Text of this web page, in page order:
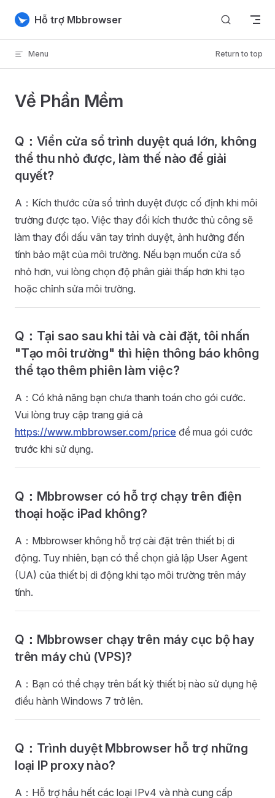
Skip to content
Hỗ trợ Mbbrowser
Menu Return to top
Về Phần Mềm
Q：Viền cửa sổ trình duyệt quá lớn, không
thể thu nhỏ được, làm thế nào để giải
quyết?
A：Kích thước cửa sổ trình duyệt được cố định khi môi
trường được tạo. Việc thay đổi kích thước thủ công sẽ
làm thay đổi dấu vân tay trình duyệt, ảnh hưởng đến
tính bảo mật của môi trường. Nếu bạn muốn cửa sổ
nhỏ hơn, vui lòng chọn độ phân giải thấp hơn khi tạo
hoặc chỉnh sửa môi trường.
Q：Tại sao sau khi tải và cài đặt, tôi nhấn
"Tạo môi trường" thì hiện thông báo không
thể tạo thêm phiên làm việc?
A：Có khả năng bạn chưa thanh toán cho gói cước.
Vui lòng truy cập trang giá cả
https://www.mbbrowser.com/price để mua gói cước
trước khi sử dụng.
Q：Mbbrowser có hỗ trợ chạy trên điện
thoại hoặc iPad không?
A：Mbbrowser không hỗ trợ cài đặt trên thiết bị di
động. Tuy nhiên, bạn có thể chọn giả lập User Agent
(UA) của thiết bị di động khi tạo môi trường trên máy
tính.
Q：Mbbrowser chạy trên máy cục bộ hay
trên máy chủ (VPS)?
A：Bạn có thể chạy trên bất kỳ thiết bị nào sử dụng hệ
điều hành Windows 7 trở lên.
Q：Trình duyệt Mbbrowser hỗ trợ những
loại IP proxy nào?
A：Hỗ trợ hầu hết các loại IPv4 và nhà cung cấp